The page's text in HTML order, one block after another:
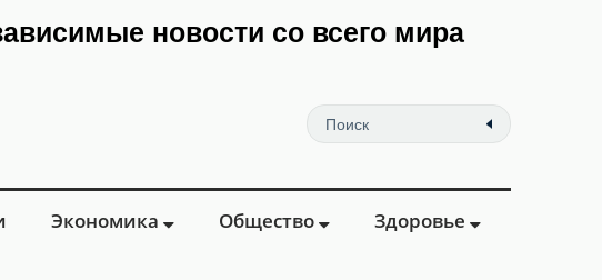
новости со всего мира
Экономика Общество Здоровье